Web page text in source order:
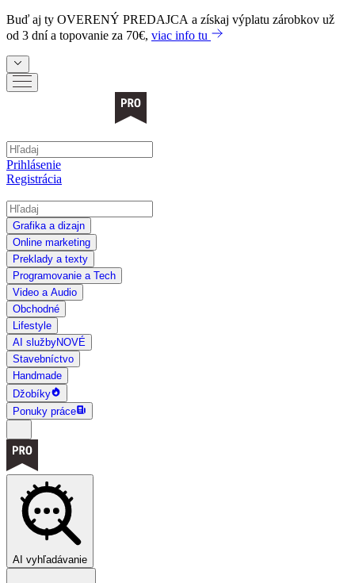
Buď aj ty OVERENÝ PREDAJCA a získaj výplatu zárobkov už
od 3 dní a topovanie za 70€, viac info tu
Prihlásenie
Registrácia
Grafika a dizajn
Online marketing
Preklady a texty
Programovanie a Tech
Video a Audio
Obchodné
Lifestyle
AI službyNOVÉ
Stavebníctvo
Handmade
Džobíky
Ponuky práce
AI vyhľadávanie